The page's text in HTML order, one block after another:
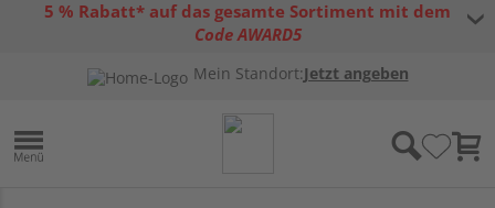
5 % Rabatt* auf das gesamte Sortiment mit dem
Code AWARD5
Gutscheinbedingungen
Mein Standort:Jetzt angeben